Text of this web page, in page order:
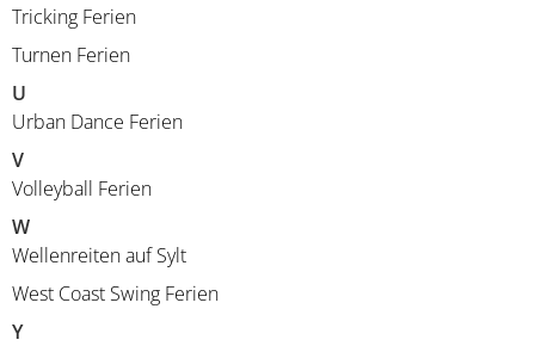
Tricking Ferien
Turnen Ferien
U
Urban Dance Ferien
V
Volleyball Ferien
W
Wellenreiten auf Sylt
West Coast Swing Ferien
Y